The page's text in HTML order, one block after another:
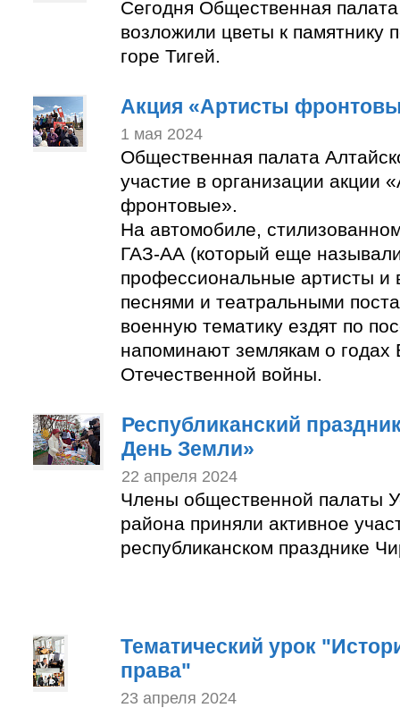
Сегодня Общественная
возложили цветы к памятнику
горе Тигей.
Акция «Артисты
1 мая 2024
Общественная палата
участие в организации акции
фронтовые».
На автомобиле,
ГАЗ-АА (который еще
профессиональные артисты и
песнями и театральными
военную тематику ездят по
напоминают землякам о годах
Отечественной войны.
Республиканский
День Земли»
22 апреля 2024
Члены общественной палаты
района приняли активное
республиканском празднике
Тематический урок
права"
23 апреля 2024